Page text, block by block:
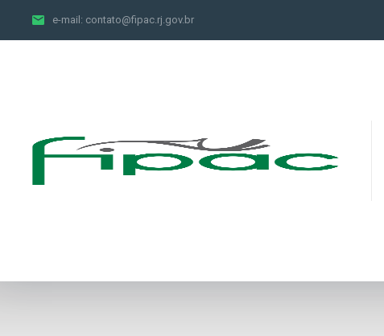
e-mail: contato@fipac.rj.gov.br